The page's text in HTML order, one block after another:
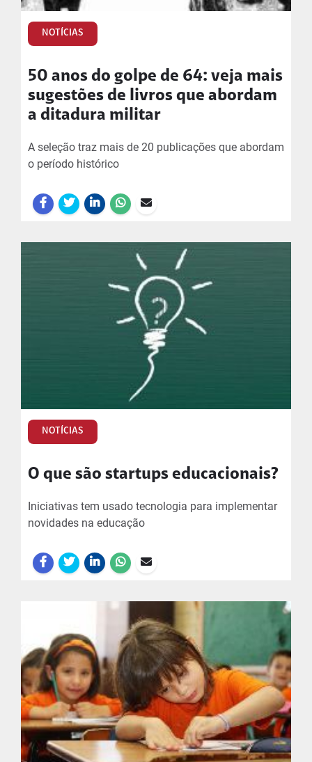
NOTÍCIAS
50 anos do golpe de 64: veja mais
sugestões de livros que abordam
a ditadura militar
A seleção traz mais de 20 publicações que abordam
o período histórico
NOTÍCIAS
O que são startups educacionais?
Iniciativas tem usado tecnologia para implementar
novidades na educação